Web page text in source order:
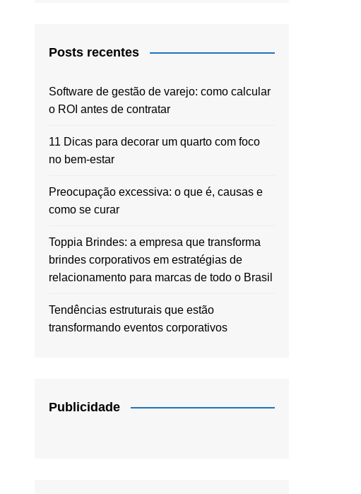
Posts recentes
Software de gestão de varejo: como calcular
o ROI antes de contratar
11 Dicas para decorar um quarto com foco
no bem-estar
Preocupação excessiva: o que é, causas e
como se curar
Toppia Brindes: a empresa que transforma
brindes corporativos em estratégias de
relacionamento para marcas de todo o Brasil
Tendências estruturais que estão
transformando eventos corporativos
Publicidade